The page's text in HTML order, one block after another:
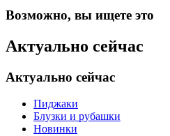
Возможно, вы ищете это
Актуально сейчас
Актуально сейчас
Пиджаки
Блузки и рубашки
Новинки